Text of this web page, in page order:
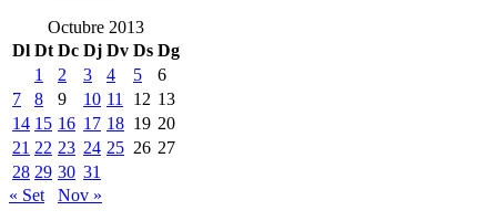
Octubre 2013
Dl Dt Dc Dj Dv Ds Dg
1
2 3 4 5
6
7
8 9 10 11 12 13
14 15 16 17 18 19 20
21 22 23 24 25 26 27
28 29 30 31
« Set
Nov »